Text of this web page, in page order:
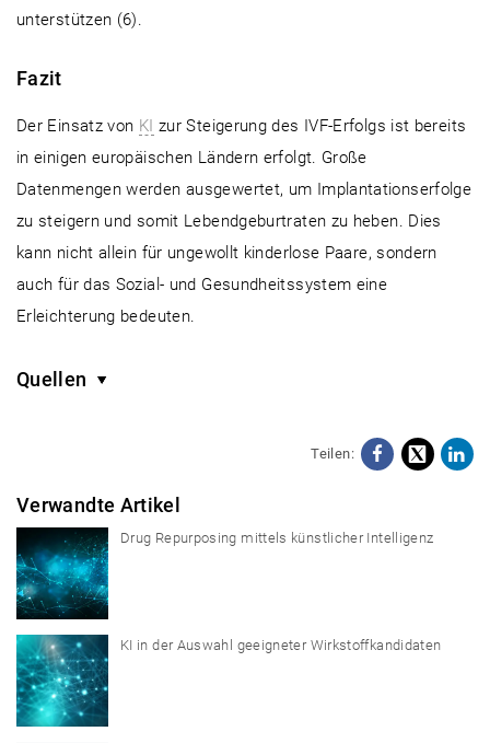
unterstützen (6).
Fazit
Der Einsatz von KI zur Steigerung des IVF-Erfolgs ist bereits
in einigen europäischen Ländern erfolgt. Große
Datenmengen werden ausgewertet, um Implantationserfolge
zu steigern und somit Lebendgeburtraten zu heben. Dies
kann nicht allein für ungewollt kinderlose Paare, sondern
auch für das Sozial- und Gesundheitssystem eine
Erleichterung bedeuten.
Quellen
Teilen: X
Verwandte Artikel
Drug Repurposing mittels künstlicher Intelligenz
KI in der Auswahl geeigneter Wirkstoffkandidaten